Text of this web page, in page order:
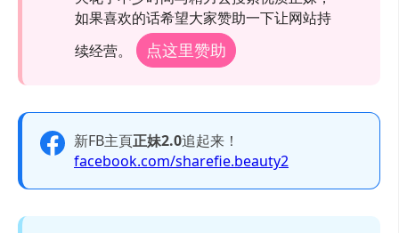
如果喜欢的话希望大家赞助一下让网站持
续经营。
点这里赞助
新FB主頁正妹2.0追起来！
facebook.com/sharefie.beauty2